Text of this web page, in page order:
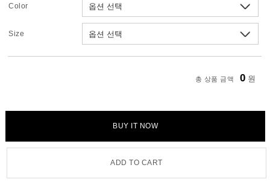
Color
Size
총 상품 금액 0 원
BUY IT NOW
ADD TO CART